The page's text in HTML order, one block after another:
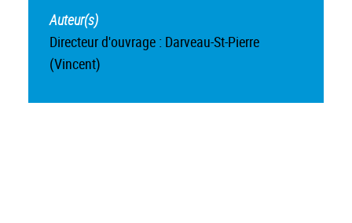
Auteur(s)
Directeur d'ouvrage : Darveau-St-Pierre
(Vincent)